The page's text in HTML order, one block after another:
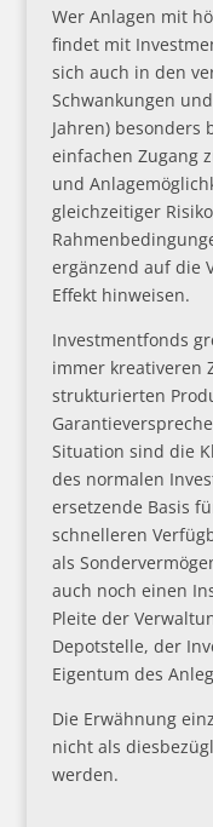
Wer Anlagen mit
findet mit
sich auch in den
Schwankungen
Jahren) besonders
einfachen Zugang
und
gleichzeitiger
ergänzend auf die
Effekt hinweisen.
Investmentfonds
immer kreativeren
strukturierten
Situation sind die
des normalen
ersetzende Basis
schnelleren
als
auch noch einen
Pleite der
Depotstelle, der
Eigentum des
Die Erwähnung
nicht als
werden.